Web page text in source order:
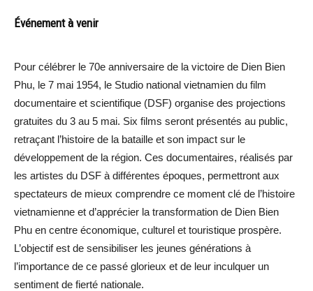
Événement à venir
Pour célébrer le 70e anniversaire de la victoire de Dien Bien
Phu, le 7 mai 1954, le Studio national vietnamien du film
documentaire et scientifique (DSF) organise des projections
gratuites du 3 au 5 mai. Six films seront présentés au public,
retraçant l’histoire de la bataille et son impact sur le
développement de la région. Ces documentaires, réalisés par
les artistes du DSF à différentes époques, permettront aux
spectateurs de mieux comprendre ce moment clé de l’histoire
vietnamienne et d’apprécier la transformation de Dien Bien
Phu en centre économique, culturel et touristique prospère.
L’objectif est de sensibiliser les jeunes générations à
l’importance de ce passé glorieux et de leur inculquer un
sentiment de fierté nationale.